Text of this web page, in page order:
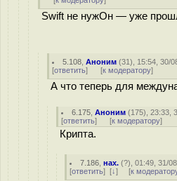
Swift не нужОн — уже
5.108 ,Аноним (31), 15:54, 30/
[ответить] [к модератору]
А что теперь для
6.175 ,Аноним (175), 23:33,
[ответить] [к модератору]
Крипта.
7.186 ,нах. (?), 01:49, 31/
[ответить] [↓] [к